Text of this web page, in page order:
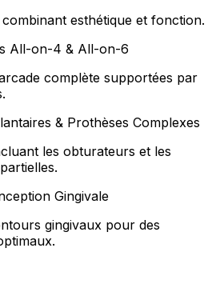
esthétique et fonction.
All-on-4 & All-on-6
complète supportées par
& Prothèses Complexes
les obturateurs et les
Gingivale
gingivaux pour des